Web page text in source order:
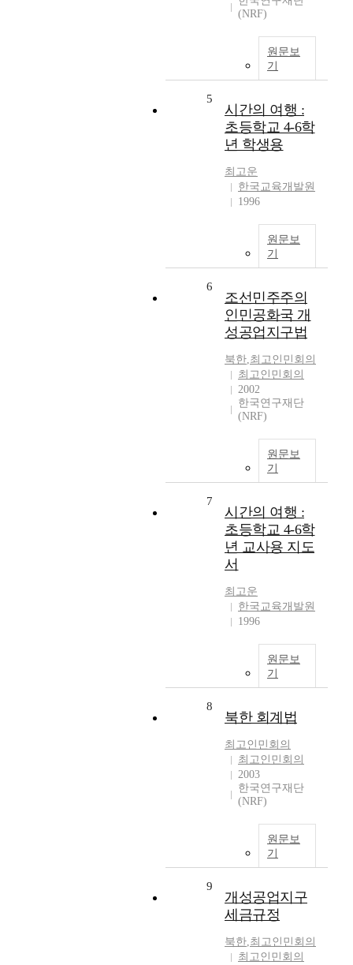
(NRF)
원문보
기
5
시간의 여행 :
초등학교 4-6학
년 학생용
최고운
한국교육개발원
1996
원문보
기
6
조선민주주의
인민공화국 개
성공업지구법
북한,최고인민회의
최고인민회의
2002
한국연구재단
(NRF)
원문보
기
7
시간의 여행 :
초등학교 4-6학
년 교사용 지도
서
최고운
한국교육개발원
1996
원문보
기
8
북한 회계법
최고인민회의
최고인민회의
2003
한국연구재단
(NRF)
원문보
기
9
개성공업지구
세금규정
북한,최고인민회의
최고인민회의